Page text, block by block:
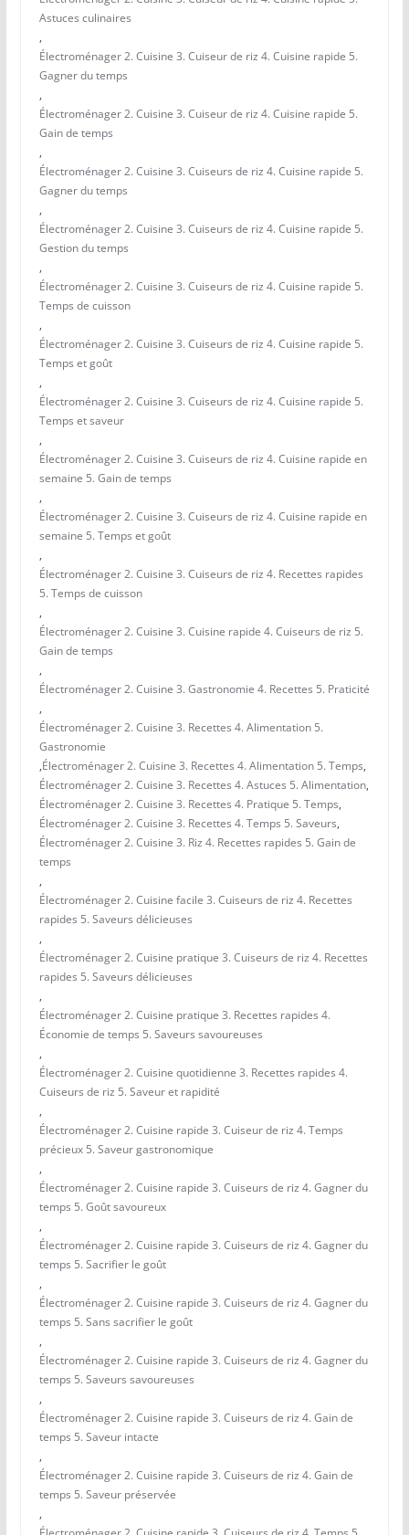
Astuces culinaires
,
Électroménager 2. Cuisine 3. Cuiseur de riz 4. Cuisine rapide 5.
Gagner du temps
,
Électroménager 2. Cuisine 3. Cuiseur de riz 4. Cuisine rapide 5.
Gain de temps
,
Électroménager 2. Cuisine 3. Cuiseurs de riz 4. Cuisine rapide 5.
Gagner du temps
,
Électroménager 2. Cuisine 3. Cuiseurs de riz 4. Cuisine rapide 5.
Gestion du temps
,
Électroménager 2. Cuisine 3. Cuiseurs de riz 4. Cuisine rapide 5.
Temps de cuisson
,
Électroménager 2. Cuisine 3. Cuiseurs de riz 4. Cuisine rapide 5.
Temps et goût
,
Électroménager 2. Cuisine 3. Cuiseurs de riz 4. Cuisine rapide 5.
Temps et saveur
,
Électroménager 2. Cuisine 3. Cuiseurs de riz 4. Cuisine rapide en
semaine 5. Gain de temps
,
Électroménager 2. Cuisine 3. Cuiseurs de riz 4. Cuisine rapide en
semaine 5. Temps et goût
,
Électroménager 2. Cuisine 3. Cuiseurs de riz 4. Recettes rapides
5. Temps de cuisson
,
Électroménager 2. Cuisine 3. Cuisine rapide 4. Cuiseurs de riz 5.
Gain de temps
,
Électroménager 2. Cuisine 3. Gastronomie 4. Recettes 5. Praticité
,
Électroménager 2. Cuisine 3. Recettes 4. Alimentation 5.
Gastronomie
,Électroménager 2. Cuisine 3. Recettes 4. Alimentation 5. Temps,
Électroménager 2. Cuisine 3. Recettes 4. Astuces 5. Alimentation,
Électroménager 2. Cuisine 3. Recettes 4. Pratique 5. Temps,
Électroménager 2. Cuisine 3. Recettes 4. Temps 5. Saveurs,
Électroménager 2. Cuisine 3. Riz 4. Recettes rapides 5. Gain de
temps
,
Électroménager 2. Cuisine facile 3. Cuiseurs de riz 4. Recettes
rapides 5. Saveurs délicieuses
,
Électroménager 2. Cuisine pratique 3. Cuiseurs de riz 4. Recettes
rapides 5. Saveurs délicieuses
,
Électroménager 2. Cuisine pratique 3. Recettes rapides 4.
Économie de temps 5. Saveurs savoureuses
,
Électroménager 2. Cuisine quotidienne 3. Recettes rapides 4.
Cuiseurs de riz 5. Saveur et rapidité
,
Électroménager 2. Cuisine rapide 3. Cuiseur de riz 4. Temps
précieux 5. Saveur gastronomique
,
Électroménager 2. Cuisine rapide 3. Cuiseurs de riz 4. Gagner du
temps 5. Goût savoureux
,
Électroménager 2. Cuisine rapide 3. Cuiseurs de riz 4. Gagner du
temps 5. Sacrifier le goût
,
Électroménager 2. Cuisine rapide 3. Cuiseurs de riz 4. Gagner du
temps 5. Sans sacrifier le goût
,
Électroménager 2. Cuisine rapide 3. Cuiseurs de riz 4. Gagner du
temps 5. Saveurs savoureuses
,
Électroménager 2. Cuisine rapide 3. Cuiseurs de riz 4. Gain de
temps 5. Saveur intacte
,
Électroménager 2. Cuisine rapide 3. Cuiseurs de riz 4. Gain de
temps 5. Saveur préservée
,